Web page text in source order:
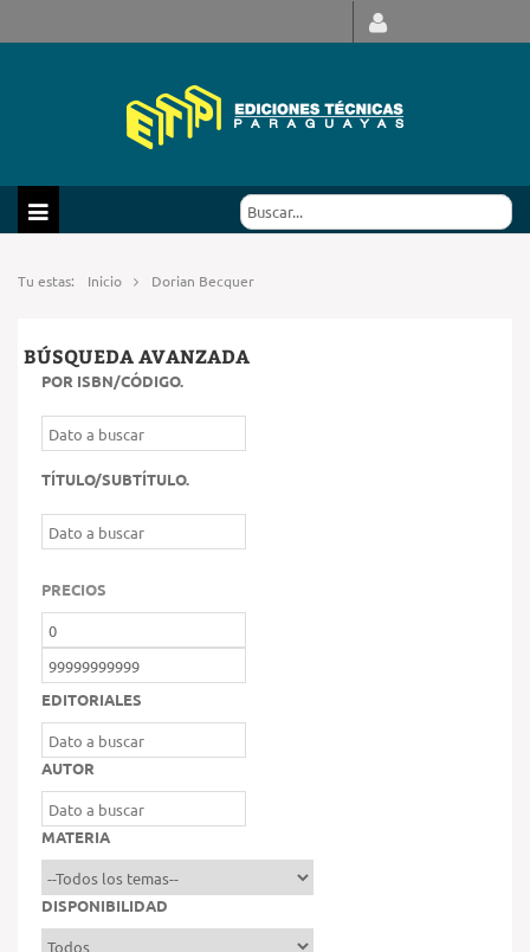
Tu estas: Inicio Dorian Becquer
BÚSQUEDA AVANZADA
POR ISBN/CÓDIGO.
TÍTULO/SUBTÍTULO.
PRECIOS
EDITORIALES
AUTOR
MATERIA
DISPONIBILIDAD